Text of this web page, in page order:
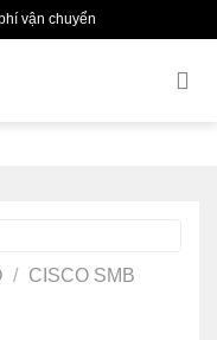
vận chuyển
/ CISCO SMB